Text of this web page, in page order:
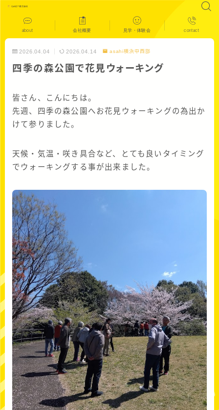
about 会社概要 見学・体験会 contact
2026.04.04 2026.04.14 asahi横浜中西部
四季の森公園で花見ウォーキング
皆さん、こんにちは。
先週、四季の森公園へお花見ウォーキングの為出か
けて参りました。
天候・気温・咲き具合など、とても良いタイミング
でウォーキングする事が出来ました。